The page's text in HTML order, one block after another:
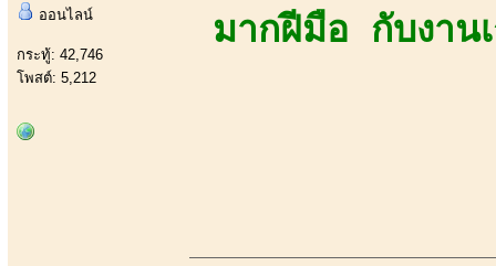
ออนไลน์
กระทู้: 42,746
โพสต์: 5,212
มากฝีมือ กับงาน